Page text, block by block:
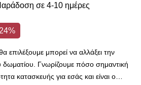
σε 4-10 ημέρες
μπορεί να αλλάξει την
Γνωρίζουμε πόσο σημαντική
κατασκευής για εσάς και είναι ο